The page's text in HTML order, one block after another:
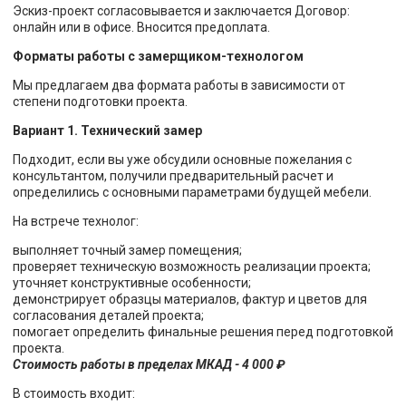
Эскиз-проект согласовывается и заключается Договор:
онлайн или в офисе. Вносится предоплата.
Форматы работы с замерщиком-технологом
Мы предлагаем два формата работы в зависимости от
степени подготовки проекта.
Вариант 1. Технический замер
Подходит, если вы уже обсудили основные пожелания с
консультантом, получили предварительный расчет и
определились с основными параметрами будущей мебели.
На встрече технолог:
выполняет точный замер помещения;
проверяет техническую возможность реализации проекта;
уточняет конструктивные особенности;
демонстрирует образцы материалов, фактур и цветов для
согласования деталей проекта;
помогает определить финальные решения перед подготовкой
проекта.
Стоимость работы в пределах МКАД - 4 000 ₽
В стоимость входит: